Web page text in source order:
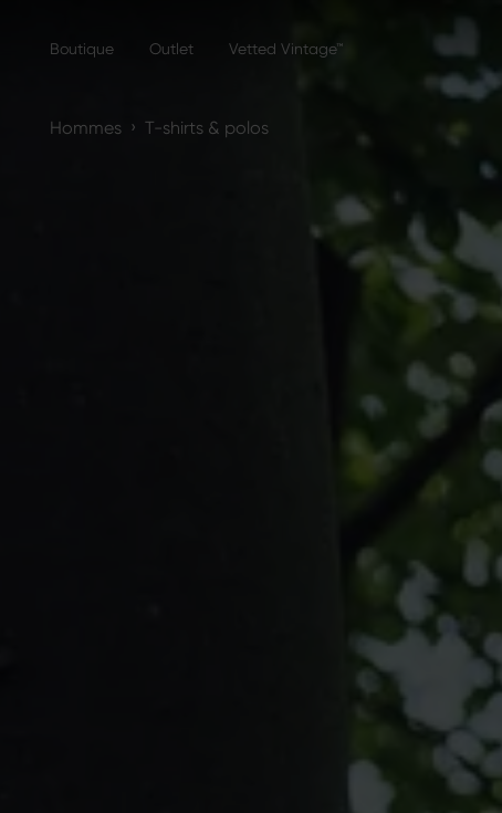
Boutique Outlet Vetted Vintage™
Hommes › T-shirts & polos